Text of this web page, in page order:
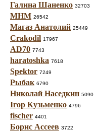
Галина Шаненко 32703
МНМ 26542
Магаз Анатолий 25449
Crakodil 17967
AD70 7743
haratoshka 7618
Spektor 7249
Рыбак 6790
Николай Наседкин 5090
Ігор Кузьменко 4796
fischer 4401
Борис Ассеев 3722